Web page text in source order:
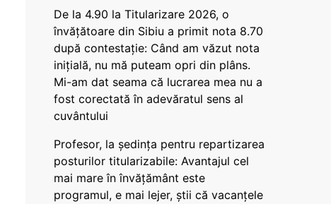
De la 4.90 la Titularizare 2026, o
învățătoare din Sibiu a primit nota 8.70
după contestație: Când am văzut nota
inițială, nu mă puteam opri din plâns.
Mi-am dat seama că lucrarea mea nu a
fost corectată în adevăratul sens al
cuvântului
Profesor, la ședința pentru repartizarea
posturilor titularizabile: Avantajul cel
mai mare în învățământ este
programul, e mai lejer, știi că vacanțele